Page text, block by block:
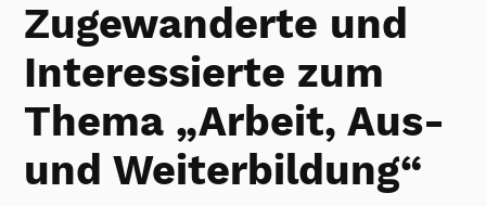
Zugewanderte und
Interessierte zum
Thema „Arbeit, Aus-
und Weiterbildung“